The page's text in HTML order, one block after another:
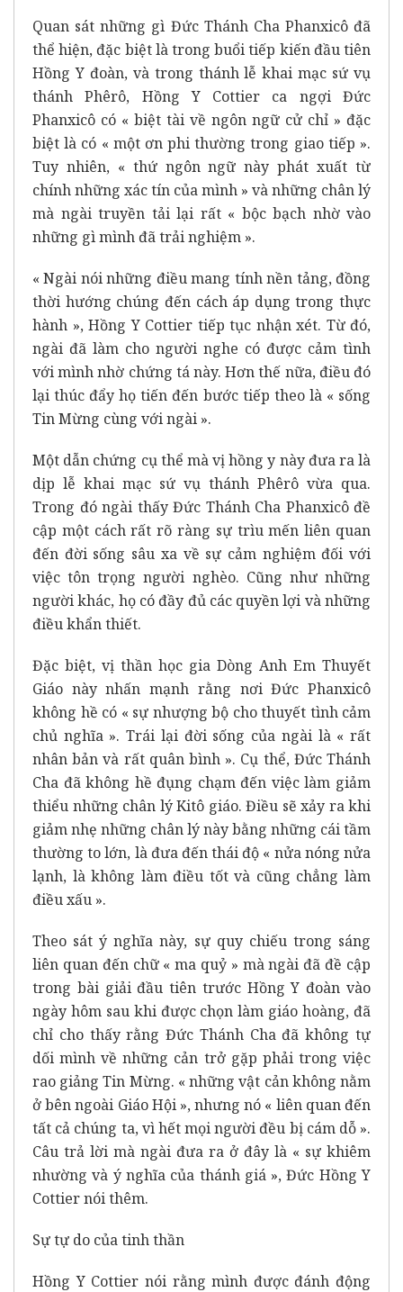
Quan sát những gì Đức Thánh Cha Phanxicô đã
thể hiện, đặc biệt là trong buổi tiếp kiến đầu tiên
Hồng Y đoàn, và trong thánh lễ khai mạc sứ vụ
thánh Phêrô, Hồng Y Cottier ca ngợi Đức
Phanxicô có « biệt tài về ngôn ngữ cử chỉ » đặc
biệt là có « một ơn phi thường trong giao tiếp ».
Tuy nhiên, « thứ ngôn ngữ này phát xuất từ
chính những xác tín của mình » và những chân lý
mà ngài truyền tải lại rất « bộc bạch nhờ vào
những gì mình đã trải nghiệm ».
« Ngài nói những điều mang tính nền tảng, đồng
thời hướng chúng đến cách áp dụng trong thực
hành », Hồng Y Cottier tiếp tục nhận xét. Từ đó,
ngài đã làm cho người nghe có được cảm tình
với mình nhờ chứng tá này. Hơn thế nữa, điều đó
lại thúc đẩy họ tiến đến bước tiếp theo là « sống
Tin Mừng cùng với ngài ».
Một dẫn chứng cụ thể mà vị hồng y này đưa ra là
dịp lễ khai mạc sứ vụ thánh Phêrô vừa qua.
Trong đó ngài thấy Đức Thánh Cha Phanxicô đề
cập một cách rất rõ ràng sự trìu mến liên quan
đến đời sống sâu xa về sự cảm nghiệm đối với
việc tôn trọng người nghèo. Cũng như những
người khác, họ có đầy đủ các quyền lợi và những
điều khẩn thiết.
Đặc biệt, vị thần học gia Dòng Anh Em Thuyết
Giáo này nhấn mạnh rằng nơi Đức Phanxicô
không hề có « sự nhượng bộ cho thuyết tình cảm
chủ nghĩa ». Trái lại đời sống của ngài là « rất
nhân bản và rất quân bình ». Cụ thể, Đức Thánh
Cha đã không hề đụng chạm đến việc làm giảm
thiểu những chân lý Kitô giáo. Điều sẽ xảy ra khi
giảm nhẹ những chân lý này bằng những cái tầm
thường to lớn, là đưa đến thái độ « nửa nóng nửa
lạnh, là không làm điều tốt và cũng chẳng làm
điều xấu ».
Theo sát ý nghĩa này, sự quy chiếu trong sáng
liên quan đến chữ « ma quỷ » mà ngài đã đề cập
trong bài giải đầu tiên trước Hồng Y đoàn vào
ngày hôm sau khi được chọn làm giáo hoàng, đã
chỉ cho thấy rằng Đức Thánh Cha đã không tự
dối mình về những cản trở gặp phải trong việc
rao giảng Tin Mừng. « những vật cản không nằm
ở bên ngoài Giáo Hội », nhưng nó « liên quan đến
tất cả chúng ta, vì hết mọi người đều bị cám dỗ ».
Câu trả lời mà ngài đưa ra ở đây là « sự khiêm
nhường và ý nghĩa của thánh giá », Đức Hồng Y
Cottier nói thêm.
Sự tự do của tinh thần
Hồng Y Cottier nói rằng mình được đánh động